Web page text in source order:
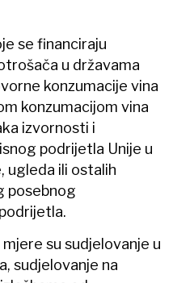
se financiraju
u državama
konzumacije vina
konzumacijom vina
izvornosti i
podrijetla Unije u
ugleda ili ostalih
posebnog
su sudjelovanje u
sudjelovanje na